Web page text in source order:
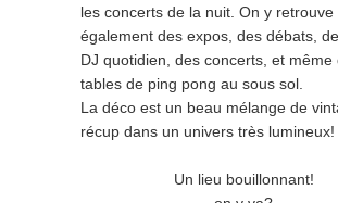
les concerts de la nuit. On y retrouve
également des expos, des débats,
DJ quotidien, des concerts, et même
tables de ping pong au sous sol.
La déco est un beau mélange de
récup dans un univers très lumineux!
Un lieu bouillonnant!